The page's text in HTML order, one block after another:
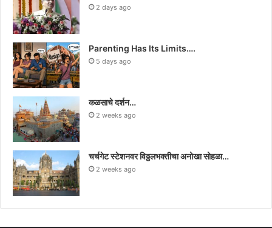
2 days ago
Parenting Has Its Limits….
5 days ago
कळसाचे दर्शन…
2 weeks ago
चर्चगेट स्टेशनवर विठ्ठलभक्तीचा अनोखा सोहळा…
2 weeks ago